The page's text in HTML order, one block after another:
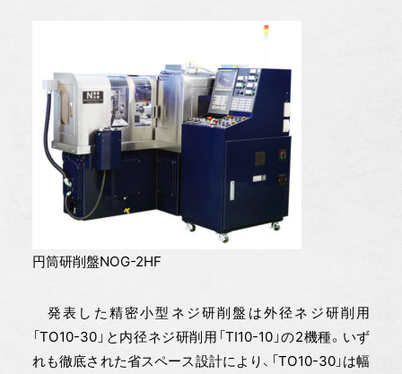
円筒研削盤NOG-2HF
発表した精密小型ネジ研削盤は外径ネジ研削用
「TO10-30」と内径ネジ研削用「TI10-10」の2機種。いず
れも徹底された省スペース設計により、「TO10-30」は幅